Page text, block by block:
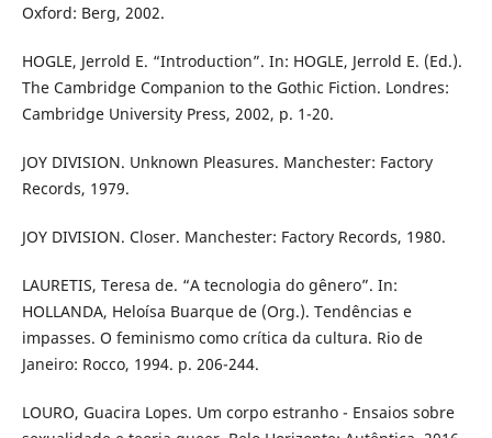
Oxford: Berg, 2002.
HOGLE, Jerrold E. “Introduction”. In: HOGLE, Jerrold E. (Ed.).
The Cambridge Companion to the Gothic Fiction. Londres:
Cambridge University Press, 2002, p. 1-20.
JOY DIVISION. Unknown Pleasures. Manchester: Factory
Records, 1979.
JOY DIVISION. Closer. Manchester: Factory Records, 1980.
LAURETIS, Teresa de. “A tecnologia do gênero”. In:
HOLLANDA, Heloísa Buarque de (Org.). Tendências e
impasses. O feminismo como crítica da cultura. Rio de
Janeiro: Rocco, 1994. p. 206-244.
LOURO, Guacira Lopes. Um corpo estranho - Ensaios sobre